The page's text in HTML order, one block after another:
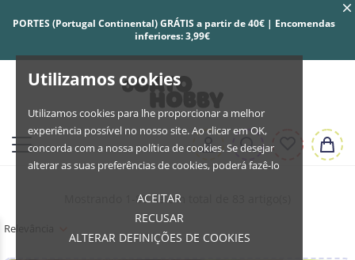
Utilizamos cookies
Utilizamos cookies para lhe proporcionar a melhor
experiência possível no nosso site. Ao clicar em OK,
concorda com a nossa política de cookies. Se desejar
alterar as suas preferências de cookies, poderá fazê-lo
ACEITAR
RECUSAR
ALTERAR DEFINIÇÕES DE COOKIES
PORTES (Portugal Continental) GRÁTIS a partir de 40€ | Encomendas
inferiores: 3,99€
Relevância
Mostrando 1-83 de um total de 83 artigo(s)